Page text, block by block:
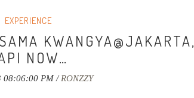
EXPERIENCE
KWANGYA@JAKARTA,
NOW…
08:06:00 PM / RONZZY